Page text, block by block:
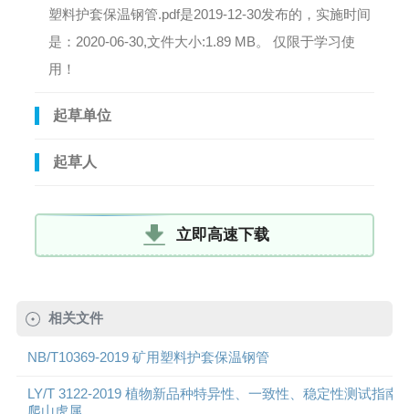
塑料护套保温钢管.pdf是2019-12-30发布的，实施时间
是：2020-06-30,文件大小:1.89 MB。 仅限于学习使
用！
起草单位
起草人
立即高速下载
相关文件
NB/T10369-2019 矿用塑料护套保温钢管
LY/T 3122-2019 植物新品种特异性、一致性、稳定性测试指南
爬山虎属